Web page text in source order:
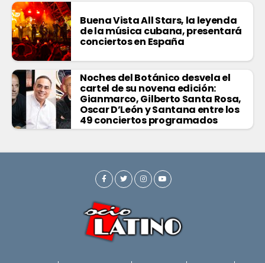
Buena Vista All Stars, la leyenda
de la música cubana, presentará
conciertos en España
Noches del Botánico desvela el
cartel de su novena edición:
Gianmarco, Gilberto Santa Rosa,
Oscar D’León y Santana entre los
49 conciertos programados